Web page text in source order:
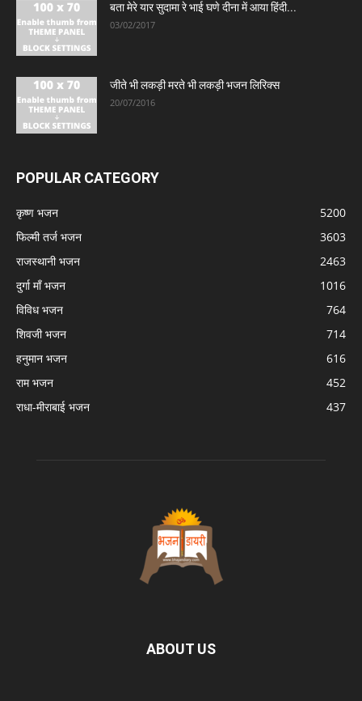
बता मेरे यार सुदामा रे भाई घणे दीना में आया हिंदी...
03/02/2017
जीते भी लकड़ी मरते भी लकड़ी भजन लिरिक्स
20/07/2016
POPULAR CATEGORY
कृष्ण भजन
5200
फिल्मी तर्ज भजन
3603
राजस्थानी भजन
2463
दुर्गा माँ भजन
1016
विविध भजन
764
शिवजी भजन
714
हनुमान भजन
616
राम भजन
452
राधा-मीराबाई भजन
437
ABOUT US